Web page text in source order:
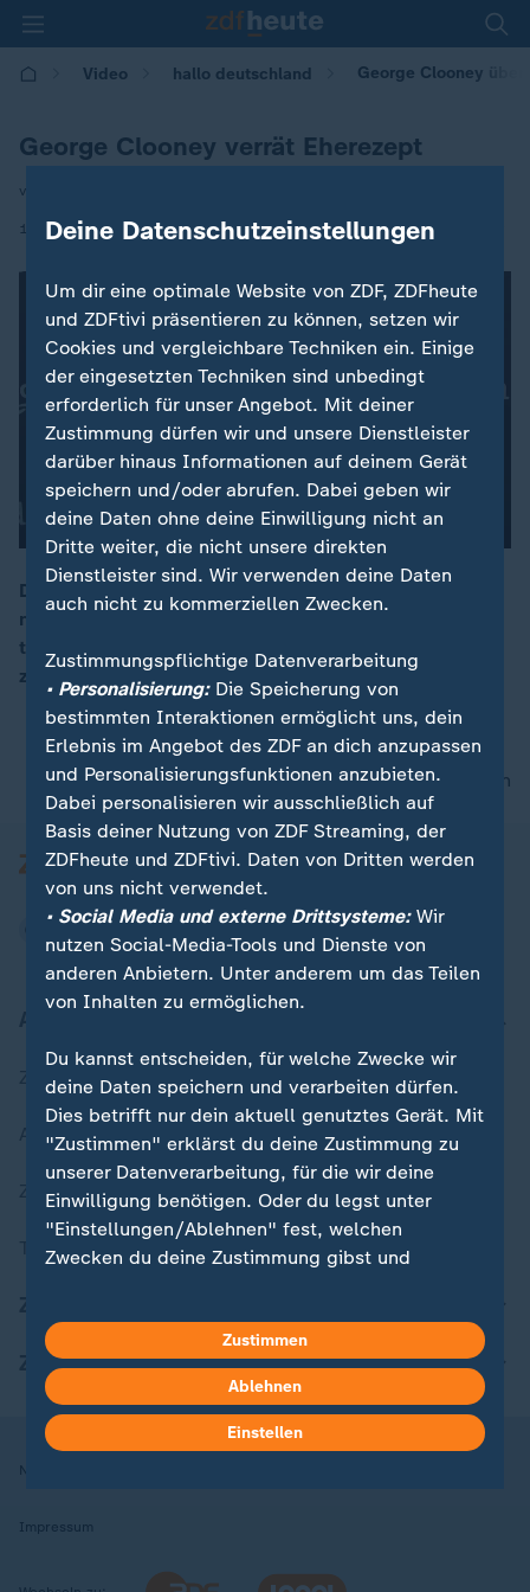
Video hallo deutschland George Clooney
George Clooney verrät Eherezept
von Maya Zanettin
12.01.2026 | 17:10
Der Schauspieler wollte einst weder erneut heiraten
noch Kinder. Das ändert sich als Amal in sein Leben
trat. Nun ist er sehr harmonisch verheiratet und Vater
zweier Kinder, wie er berichtet.
nach oben
Zuletzt veröffentlicht
Aktuelle Sendungs-Videos
ZDFheute Stories
Themen im Überblick
ZDFheute Apps
Nutzungsbedingungen
Impressum
Deine Datenschutzeinstellungen
Um dir eine optimale Website von ZDF, ZDFheute
und ZDFtivi präsentieren zu können, setzen wir
Cookies und vergleichbare Techniken ein. Einige
der eingesetzten Techniken sind unbedingt
erforderlich für unser Angebot. Mit deiner
Zustimmung dürfen wir und unsere Dienstleister
darüber hinaus Informationen auf deinem Gerät
speichern und/oder abrufen. Dabei geben wir
deine Daten ohne deine Einwilligung nicht an
Dritte weiter, die nicht unsere direkten
Dienstleister sind. Wir verwenden deine Daten
auch nicht zu kommerziellen Zwecken.
Zustimmungspflichtige Datenverarbeitung
• Personalisierung:Die Speicherung von
bestimmten Interaktionen ermöglicht uns, dein
Erlebnis im Angebot des ZDF an dich anzupassen
und Personalisierungsfunktionen anzubieten.
Dabei personalisieren wir ausschließlich auf
Basis deiner Nutzung von ZDF Streaming, der
ZDFheute und ZDFtivi. Daten von Dritten werden
von uns nicht verwendet.
• Social Media und externe Drittsysteme:Wir
nutzen Social-Media-Tools und Dienste von
anderen Anbietern. Unter anderem um das Teilen
von Inhalten zu ermöglichen.
Du kannst entscheiden, für welche Zwecke wir
deine Daten speichern und verarbeiten dürfen.
Dies betrifft nur dein aktuell genutztes Gerät. Mit
"Zustimmen" erklärst du deine Zustimmung zu
unserer Datenverarbeitung, für die wir deine
Einwilligung benötigen. Oder du legst unter
"Einstellungen/Ablehnen" fest, welchen
Zwecken du deine Zustimmung gibst und
in deinen Einstellungen widerrufen oder ändern.
Hier findest du das Impressum.
Weitere Informationen findest du in unserer
Datenschutzerklärung.
Zustimmen
Ablehnen
Einstellen